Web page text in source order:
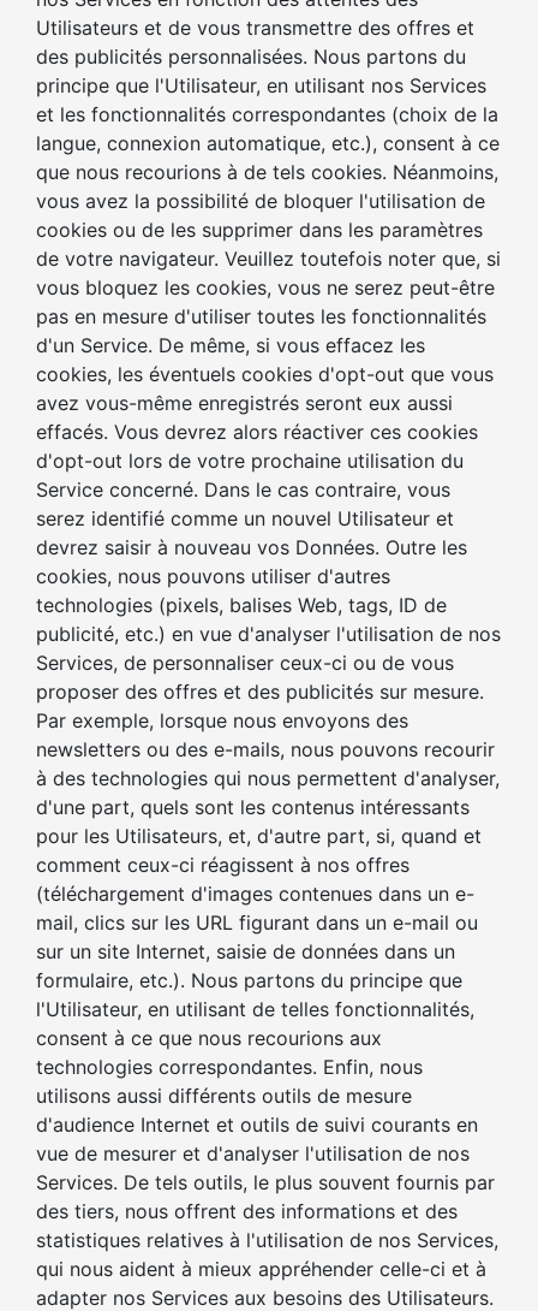
Utilisateurs et de vous transmettre des offres et
des publicités personnalisées. Nous partons du
principe que l'Utilisateur, en utilisant nos Services
et les fonctionnalités correspondantes (choix de la
langue, connexion automatique, etc.), consent à ce
que nous recourions à de tels cookies. Néanmoins,
vous avez la possibilité de bloquer l'utilisation de
cookies ou de les supprimer dans les paramètres
de votre navigateur. Veuillez toutefois noter que, si
vous bloquez les cookies, vous ne serez peut-être
pas en mesure d'utiliser toutes les fonctionnalités
d'un Service. De même, si vous effacez les
cookies, les éventuels cookies d'opt-out que vous
avez vous-même enregistrés seront eux aussi
effacés. Vous devrez alors réactiver ces cookies
d'opt-out lors de votre prochaine utilisation du
Service concerné. Dans le cas contraire, vous
serez identifié comme un nouvel Utilisateur et
devrez saisir à nouveau vos Données. Outre les
cookies, nous pouvons utiliser d'autres
technologies (pixels, balises Web, tags, ID de
publicité, etc.) en vue d'analyser l'utilisation de nos
Services, de personnaliser ceux-ci ou de vous
proposer des offres et des publicités sur mesure.
Par exemple, lorsque nous envoyons des
newsletters ou des e-mails, nous pouvons recourir
à des technologies qui nous permettent d'analyser,
d'une part, quels sont les contenus intéressants
pour les Utilisateurs, et, d'autre part, si, quand et
comment ceux-ci réagissent à nos offres
(téléchargement d'images contenues dans un e-
mail, clics sur les URL figurant dans un e-mail ou
sur un site Internet, saisie de données dans un
formulaire, etc.). Nous partons du principe que
l'Utilisateur, en utilisant de telles fonctionnalités,
consent à ce que nous recourions aux
technologies correspondantes. Enfin, nous
utilisons aussi différents outils de mesure
d'audience Internet et outils de suivi courants en
vue de mesurer et d'analyser l'utilisation de nos
Services. De tels outils, le plus souvent fournis par
des tiers, nous offrent des informations et des
statistiques relatives à l'utilisation de nos Services,
qui nous aident à mieux appréhender celle-ci et à
adapter nos Services aux besoins des Utilisateurs.